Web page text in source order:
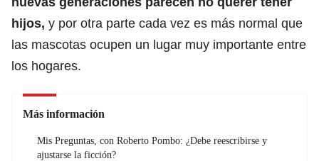
hijos, y por otra parte cada vez es más normal que
las mascotas ocupen un lugar muy importante entre
los hogares.
Más información
Mis Preguntas, con Roberto Pombo: ¿Debe reescribirse y
ajustarse la ficción?